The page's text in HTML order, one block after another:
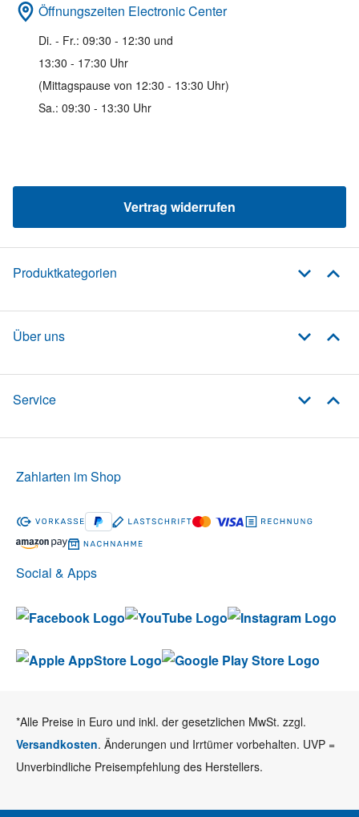
Öffnungszeiten Electronic Center
Di. - Fr.: 09:30 - 12:30 und
13:30 - 17:30 Uhr
(Mittagspause von 12:30 - 13:30 Uhr)
Sa.: 09:30 - 13:30 Uhr
Vertrag widerrufen
Produktkategorien
Über uns
Service
Social & Apps
Zahlarten im Shop
*Alle Preise in Euro und inkl. der gesetzlichen MwSt. zzgl.
Versandkosten. Änderungen und Irrtümer vorbehalten. UVP =
Unverbindliche Preisempfehlung des Herstellers.